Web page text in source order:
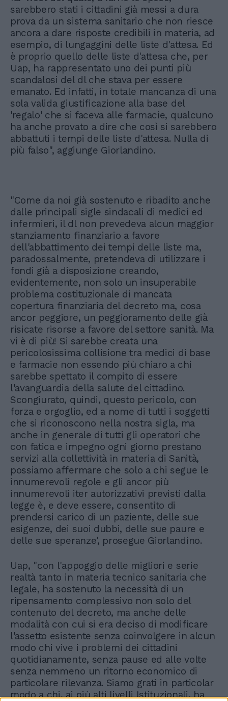
sarebbero stati i cittadini già messi a dura
prova da un sistema sanitario che non riesce
ancora a dare risposte credibili in materia, ad
esempio, di lungaggini delle liste d'attesa. Ed
è proprio quello delle liste d'attesa che, per
Uap, ha rappresentato uno dei punti più
scandalosi del dl che stava per essere
emanato. Ed infatti, in totale mancanza di una
sola valida giustificazione alla base del
'regalo' che si faceva alle farmacie, qualcuno
ha anche provato a dire che così si sarebbero
abbattuti i tempi delle liste d'attesa. Nulla di
più falso", aggiunge Giorlandino.
"Come da noi già sostenuto e ribadito anche
dalle principali sigle sindacali di medici ed
infermieri, il dl non prevedeva alcun maggior
stanziamento finanziario a favore
dell'abbattimento dei tempi delle liste ma,
paradossalmente, pretendeva di utilizzare i
fondi già a disposizione creando,
evidentemente, non solo un insuperabile
problema costituzionale di mancata
copertura finanziaria del decreto ma, cosa
ancor peggiore, un peggioramento delle già
risicate risorse a favore del settore sanità. Ma
vi è di più! Si sarebbe creata una
pericolosissima collisione tra medici di base
e farmacie non essendo più chiaro a chi
sarebbe spettato il compito di essere
l'avanguardia della salute del cittadino.
Scongiurato, quindi, questo pericolo, con
forza e orgoglio, ed a nome di tutti i soggetti
che si riconoscono nella nostra sigla, ma
anche in generale di tutti gli operatori che
con fatica e impegno ogni giorno prestano
servizi alla collettività in materia di Sanità,
possiamo affermare che solo a chi segue le
innumerevoli regole e gli ancor più
innumerevoli iter autorizzativi previsti dalla
legge è, e deve essere, consentito di
prendersi carico di un paziente, delle sue
esigenze, dei suoi dubbi, delle sue paure e
delle sue speranze', prosegue Giorlandino.
Uap, "con l'appoggio delle migliori e serie
realtà tanto in materia tecnico sanitaria che
legale, ha sostenuto la necessità di un
ripensamento complessivo non solo del
contenuto del decreto, ma anche delle
modalità con cui si era deciso di modificare
l'assetto esistente senza coinvolgere in alcun
modo chi vive i problemi dei cittadini
quotidianamente, senza pause ed alle volte
senza nemmeno un ritorno economico di
particolare rilevanza. Siamo grati in particolar
modo a chi, ai più alti livelli Istituzionali, ha